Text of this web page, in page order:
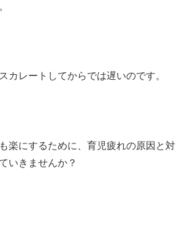
カレートしてからでは遅いのです。
楽にするために、育児疲れの原因と対
いきませんか？